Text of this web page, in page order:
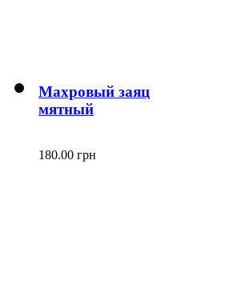
Махровый заяц
мятный
180.00 грн